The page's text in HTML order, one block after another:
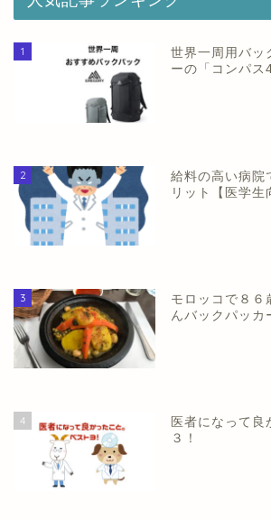
1
世界一周用バッ
ーの「コンパス
2
給料の高い病院
リット【医学生
3
モロッコで８６
んバックパッカ
4
医者になって良
３！